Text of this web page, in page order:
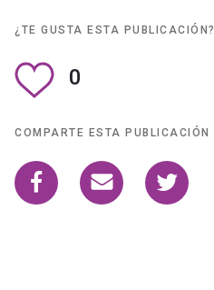
¿TE GUSTA ESTA PUBLICACIÓN?
0
COMPARTE ESTA PUBLICACIÓN